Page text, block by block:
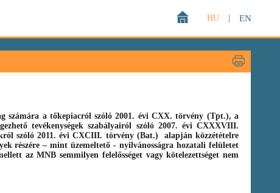
EN
HU
számára a tőkepiacról szóló 2001. évi CXX. törvény (Tpt.), a
tevékenységek szabályairól szóló 2007. évi CXXXVIII.
szóló2011. évi CXCIII. törvény (Bat.)
alapján közzétételre
részére – mint üzemeltető - nyilvánosságra hozatali felületet
az MNB semmilyen felelősséget vagy kötelezettséget nem